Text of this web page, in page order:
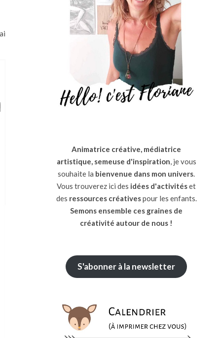
Animatrice créative, médiatrice
artistique, semeuse d'inspiration, je vous
souhaite la bienvenue dans mon univers.
Vous trouverez ici des idées d'activitéset
des ressources créativespour les enfants.
Semons ensemble ces graines de
créativité autour de nous !
S'abonner à la newsletter